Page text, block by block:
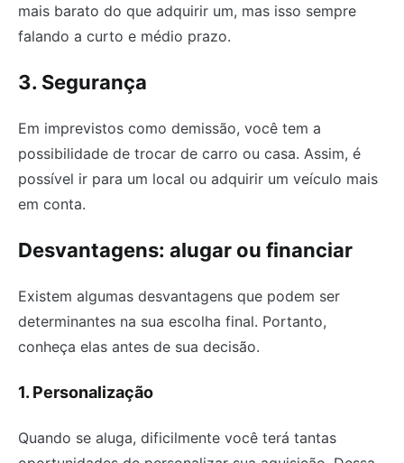
mais barato do que adquirir um, mas isso sempre
falando a curto e médio prazo.
3. Segurança
Em imprevistos como demissão, você tem a
possibilidade de trocar de carro ou casa. Assim, é
possível ir para um local ou adquirir um veículo mais
em conta.
Desvantagens: alugar ou financiar
Existem algumas desvantagens que podem ser
determinantes na sua escolha final. Portanto,
conheça elas antes de sua decisão.
1. Personalização
Quando se aluga, dificilmente você terá tantas